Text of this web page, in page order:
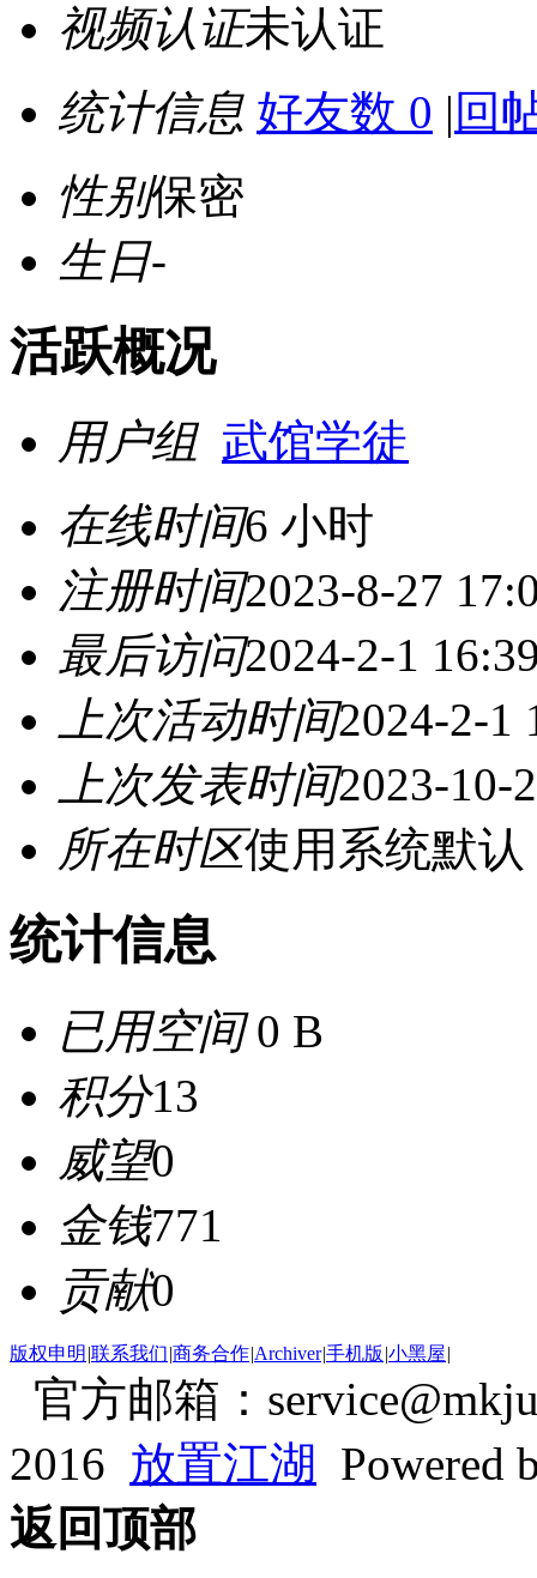
视频认证未认证
统计信息 好友数 0 | 回
性别保密
生日-
活跃概况
用户组 武馆学徒
在线时间6 小时
注册时间2023-8-27
最后访问2024-2-1
上次活动时间2024-2-1
上次发表时间2023-10-
所在时区使用系统默认
统计信息
已用空间0 B
积分13
威望0
金钱771
贡献0
版权申明 |联系我们|商务合作|Archiver|手机版 |小黑屋|
官方邮箱：
2016 放置江湖
Powered
返回顶部